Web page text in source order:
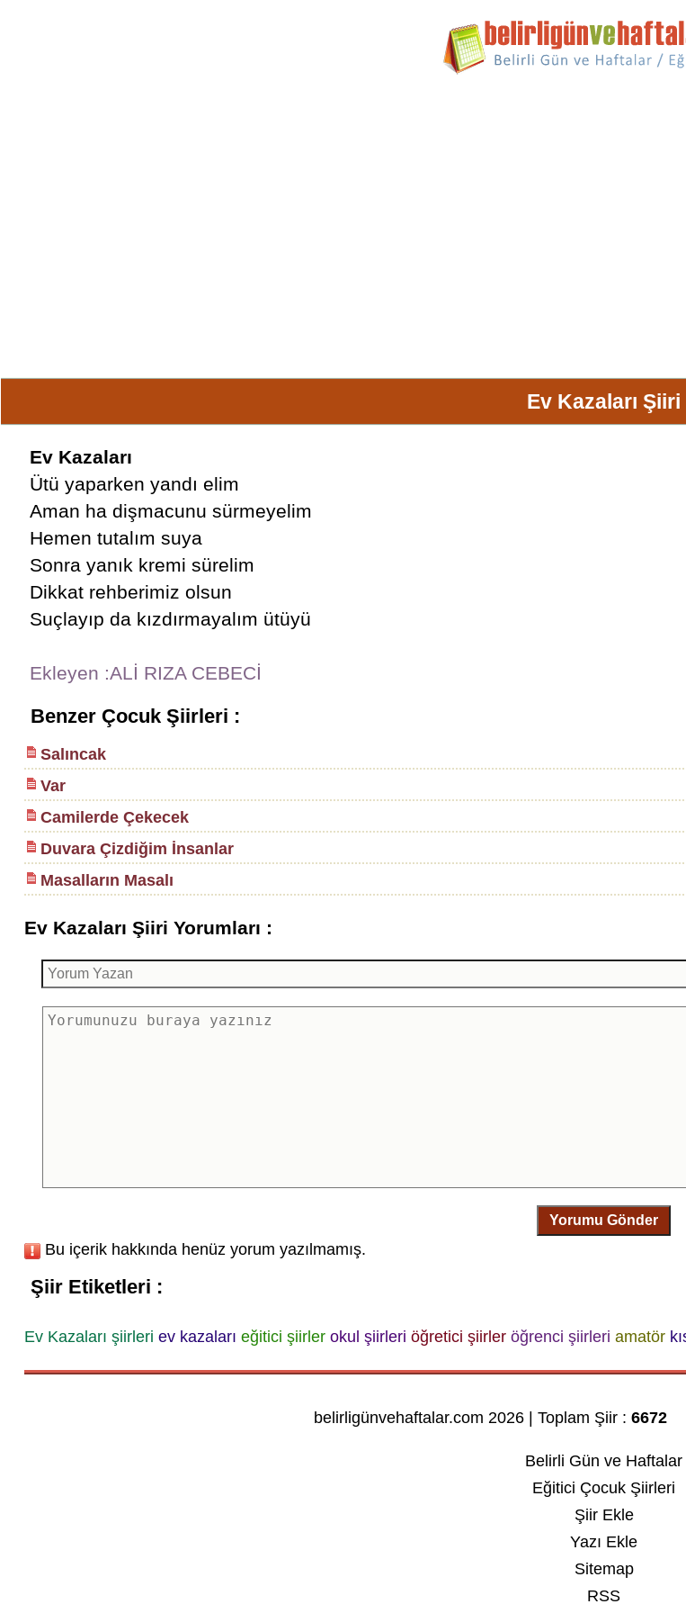
Ev Kazaları Şiiri
Ev Kazaları
Ütü yaparken yandı elim
Aman ha dişmacunu sürmeyelim
Hemen tutalım suya
Sonra yanık kremi sürelim
Dikkat rehberimiz olsun
Suçlayıp da kızdırmayalım ütüyü
Ekleyen :ALİ RIZA CEBECİ
Benzer Çocuk Şiirleri :
Salıncak
Var
Camilerde Çekecek
Duvara Çizdiğim İnsanlar
Masalların Masalı
Ev Kazaları Şiiri Yorumları :
Yorumu Gönder
Bu içerik hakkında henüz yorum yazılmamış.
Şiir Etiketleri :
Ev Kazaları şiirleri ev kazaları eğitici şiirler okul şiirleri öğretici şiirler öğrenci şiirleri amatör
belirligünvehaftalar.com 2026 | Toplam Şiir :6672
Belirli Gün ve Haftalar
Eğitici Çocuk Şiirleri
Şiir Ekle
Yazı Ekle
Sitemap
RSS